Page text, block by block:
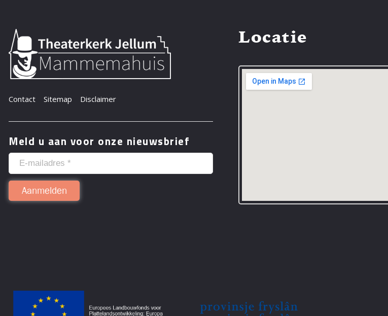
Contact Sitemap Disclaimer
Meld u aan voor onze nieuwsbrief
Locatie